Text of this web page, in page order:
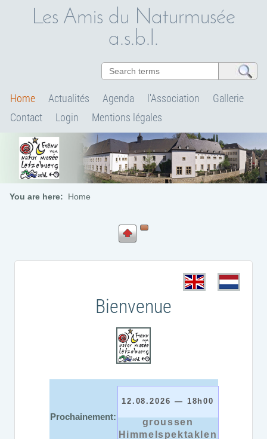
Les Amis du Naturmusée
a.s.b.l.
Home Actualités Agenda l'Association
Gallerie
Contact
Login Mentions légales
You are here: Home
Bienvenue
Prochainement:
12.08.2026 — 18h00
groussen
Himmelspektaklen